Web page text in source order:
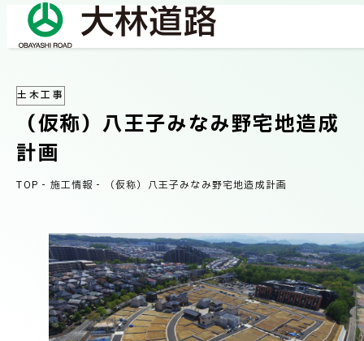
COMPANY
会社情報
業績情報
サステナビリティ
ネットワーク
BUSINESS
OUR WORKS
施工事例
土木工事
（仮称）八王子みなみ野宅地造成
計画
TOP - 施工情報 - （仮称）八王子みなみ野宅地造成計画